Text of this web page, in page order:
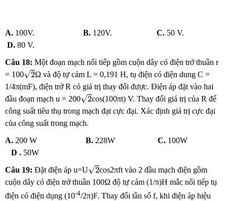
A. 100V. B. 120V. C. 50 V.
D. 80 V.
Câu 18: Một đoạn mạch nối tiếp gồm cuộn dây có điện trở thuần r
= 100√2Ω và độ tự cảm L = 0,191 H, tụ điện có điện dung C =
1/4π(mF), điện trở R có giá trị thay đổi được. Điện áp đặt vào hai
đầu đoạn mạch u = 200√2
2
cos(100πt) V. Thay đổi giá trị của R để
công suất tiêu thụ trong mạch đạt cực đại. Xác định giá trị cực đại
của công suất trong mạch.
A. 200 W B. 228W C. 100W
D . 50W
Câu 19: Đặt điện áp u=U√2cos2πft vào 2 đầu mạch điện gồm
cuộn dây có điện trở thuần 100Ω độ tự cảm (1/π)H mắc nối tiếp tụ
điện có điện dụng (10-4/2π)F. Thay đổi tần số f, khi điện áp hiệu